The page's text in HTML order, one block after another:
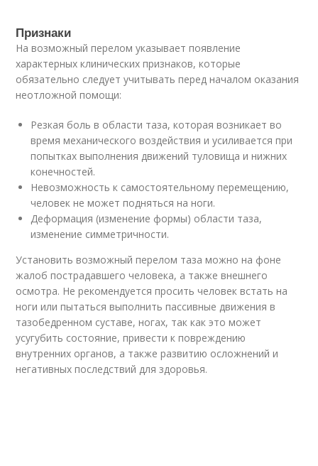
Признаки
На возможный перелом указывает появление
характерных клинических признаков, которые
обязательно следует учитывать перед началом оказания
неотложной помощи:
Резкая боль в области таза, которая возникает во
время механического воздействия и усиливается при
попытках выполнения движений туловища и нижних
конечностей.
Невозможность к самостоятельному перемещению,
человек не может подняться на ноги.
Деформация (изменение формы) области таза,
изменение симметричности.
Установить возможный перелом таза можно на фоне
жалоб пострадавшего человека, а также внешнего
осмотра. Не рекомендуется просить человек встать на
ноги или пытаться выполнить пассивные движения в
тазобедренном суставе, ногах, так как это может
усугубить состояние, привести к повреждению
внутренних органов, а также развитию осложнений и
негативных последствий для здоровья.